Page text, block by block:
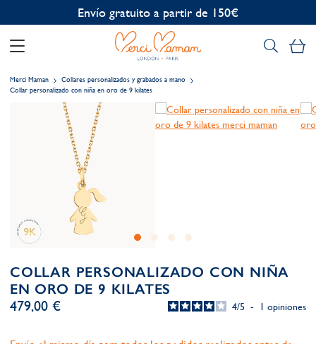
Personalización gratuita
Merci Maman
Collares personalizados y grabados a mano
Collar personalizado con niña en oro de 9 kilates
COLLAR PERSONALIZADO CON NIÑA
EN ORO DE 9 KILATES
4/5 - 1 opiniones
479,00 €